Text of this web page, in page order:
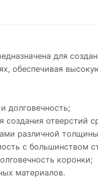
данной
повышают срок
для различных
универсальная
Ø19 мм
для
обеспечивая
долговечность;
отверстий
различной
с большинством
коронки;
материалов.